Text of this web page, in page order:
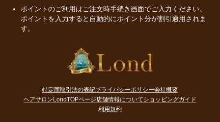
ポイントのご利用はご注文時手続き画面でご入力ください。
ポイントを入力すると自動的にポイント分が割引適用されま
す。
特定商取引法の表記プライバシーポリシー会社概要
ヘアサロンLondTOPページ店舗情報についてショッピングガイド
利用規約